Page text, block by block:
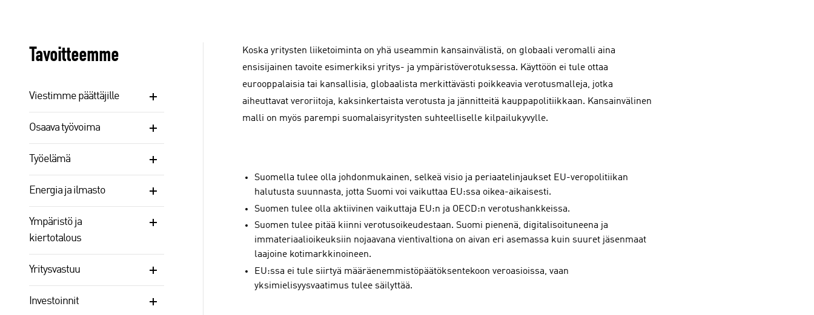
Tavoitteemme
Viestimme päättäjille
Osaava työvoima
Työelämä
Energia ja ilmasto
Ympäristö ja
kiertotalous
Yritysvastuu
Investoinnit
Koska yritysten liiketoiminta on yhä useammin kansainvälistä, on globaali veromalli aina
ensisijainen tavoite esimerkiksi yritys- ja ympäristöverotuksessa. Käyttöön ei tule ottaa
eurooppalaisia tai kansallisia, globaalista merkittävästi poikkeavia verotusmalleja, jotka
aiheuttavat veroriitoja, kaksinkertaista verotusta ja jännitteitä kauppapolitiikkaan. Kansainvälinen
malli on myös parempi suomalaisyritysten suhteelliselle kilpailukyvylle.
Suomella tulee olla johdonmukainen, selkeä visio ja periaatelinjaukset EU-veropolitiikan
halutusta suunnasta, jotta Suomi voi vaikuttaa EU:ssa oikea-aikaisesti.
Suomen tulee olla aktiivinen vaikuttaja EU:n ja OECD:n verotushankkeissa.
Suomen tulee pitää kiinni verotusoikeudestaan. Suomi pienenä, digitalisoituneena ja
immateriaalioikeuksiin nojaavana vientivaltiona on aivan eri asemassa kuin suuret jäsenmaat
laajoine kotimarkkinoineen.
EU:ssa ei tule siirtyä määräenemmistöpäätöksentekoon veroasioissa, vaan
yksimielisyysvaatimus tulee säilyttää.